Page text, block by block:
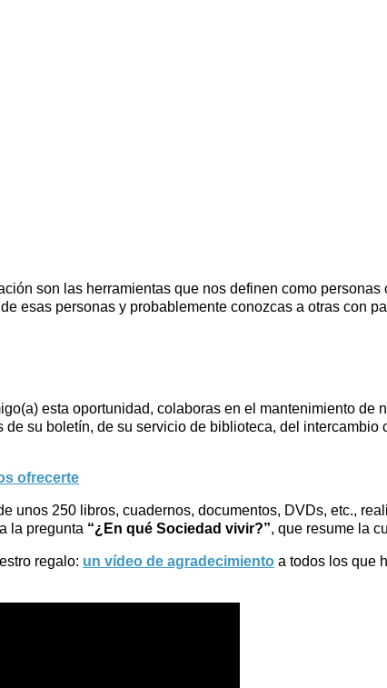
son las herramientas que nos definen como
esas personas y probablemente conozcas a otras con
esta oportunidad, colaboras en el mantenimiento
su boletín, de su servicio de biblioteca, del
ofrecerte
unos 250 libros, cuadernos, documentos, DVDs, etc.,
la pregunta “¿En qué Sociedad vivir?”, que resume la
regalo: un vídeo de agradecimiento a todos los que